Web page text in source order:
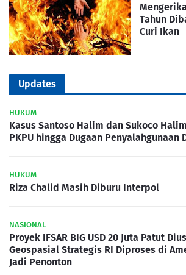
Tahun
Curi Ikan
Updates
HUKUM
Kasus Santoso Halim dan Sukoco
PKPU hingga Dugaan Penyalahgunaan
HUKUM
Riza Chalid Masih Diburu Interpol
NASIONAL
Proyek IFSAR BIG USD 20 Juta Patut
Geospasial Strategis RI Diproses di
Jadi Penonton